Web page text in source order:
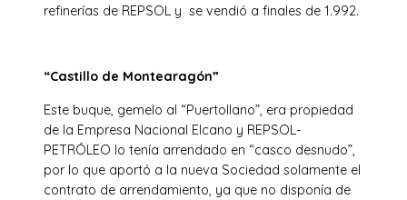
refinerías de REPSOL y se vendió a finales de 1.992.
“Castillo de Montearagón”
Este buque, gemelo al “Puertollano”, era propiedad
de la Empresa Nacional Elcano y REPSOL-
PETRÓLEO lo tenía arrendado en “casco desnudo”,
por lo que aportó a la nueva Sociedad solamente el
contrato de arrendamiento, ya que no disponía de